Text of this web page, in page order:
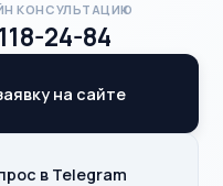
КОНСУЛЬТАЦИЮ
118-24-84
на сайте
в Telegram